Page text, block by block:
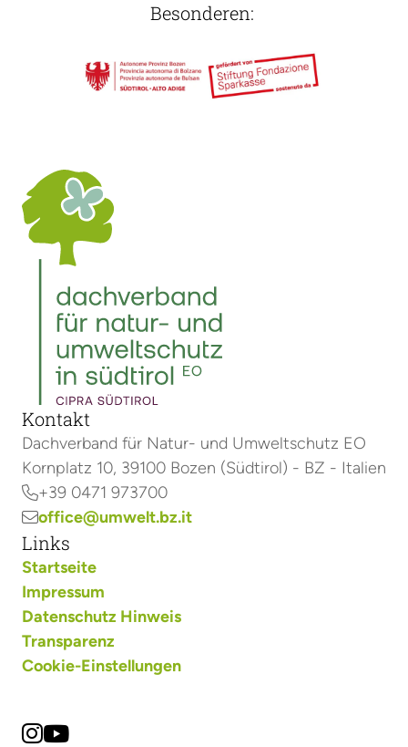
Besonderen:
Kontakt
Dachverband für Natur- und Umweltschutz EO
Kornplatz 10, 39100 Bozen (Südtirol) - BZ - Italien
+39 0471 973700
office@umwelt.bz.it
Links
Startseite
Impressum
Datenschutz Hinweis
Transparenz
Cookie-Einstellungen
